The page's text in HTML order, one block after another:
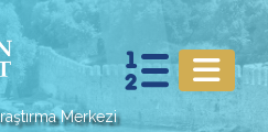
Merkezi